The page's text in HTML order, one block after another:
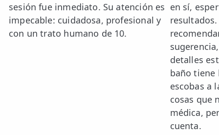
sesión fue inmediato. Su atención es
impecable: cuidadosa, profesional y
con un trato humano de 10.
en sí,
detalles
baño tiene
escobas a
cosas que
médica,
cuenta.